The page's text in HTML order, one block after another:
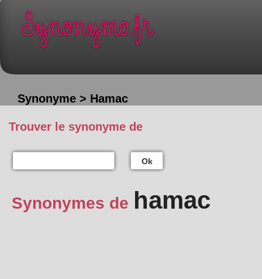
Synonyme > Hamac
Trouver le synonyme de
Ok
Synonymes de hamac